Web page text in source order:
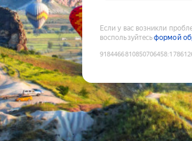
Если у вас возникли
воспользуйтесьформой
9184466810850706458: